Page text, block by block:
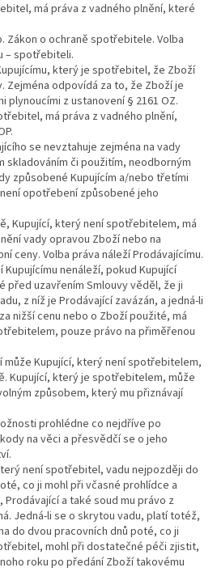
má práva z vadného plnění, které
Zákon o ochraně spotřebitele. Volba
– spotřebiteli.
který je spotřebitel, že Zboží
Zejména odpovídá za to, že Zboží je
plynoucími z ustanovení § 2161 OZ.
má práva z vadného plnění,
se nevztahuje zejména na vady
skladováním či použitím, neodborným
způsobené Kupujícím a/nebo třetími
opotřebení způsobené jeho
Kupující, který není spotřebitelem, má
vady opravou Zboží nebo na
ceny. Volba práva náleží Prodávajícímu.
Kupujícímu nenáleží, pokud Kupující
před uzavřením Smlouvy věděl, že ji
z níž je Prodávající zavázán, a jedná-li
nižší cenu nebo o Zboží použité, má
pouze právo na přiměřenou
může Kupující, který není spotřebitelem,
Kupující, který je spotřebitelem, může
způsobem, který mu přiznávají
prohlédne co nejdříve po
na věci a přesvědčí se o jeho
není spotřebitel, vadu nejpozději do
co ji mohl při včasné prohlídce a
a také soud mu právo z
Jedná-li se o skrytou vadu, platí totéž,
do dvou pracovních dnů poté, co ji
mohl při dostatečné péči zjistit,
roku po předání Zboží takovému